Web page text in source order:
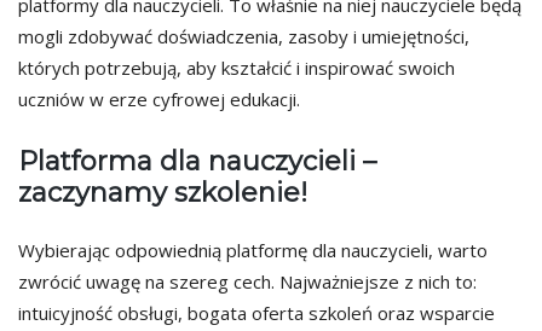
mogli zdobywać doświadczenia, zasoby i umiejętności,
których potrzebują, aby kształcić i inspirować swoich
uczniów w erze cyfrowej edukacji.
Platforma dla nauczycieli –
zaczynamy szkolenie!
Wybierając odpowiednią platformę dla nauczycieli, warto
zwrócić uwagę na szereg cech. Najważniejsze z nich to:
intuicyjność obsługi, bogata oferta szkoleń oraz wsparcie